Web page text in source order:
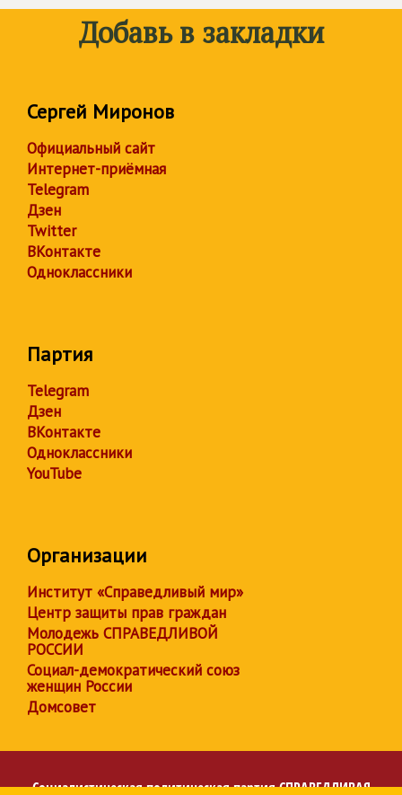
Добавь в закладки
Сергей Миронов
Официальный сайт
Интернет-приёмная
Telegram
Дзен
Twitter
ВКонтакте
Одноклассники
Партия
Telegram
Дзен
ВКонтакте
Одноклассники
YouTube
Организации
Институт «Справедливый мир»
Центр защиты прав граждан
Молодежь СПРАВЕДЛИВОЙ
РОССИИ
Социал-демократический союз
женщин России
Домсовет
Социалистическая политическая партияСПРАВЕДЛИВАЯ